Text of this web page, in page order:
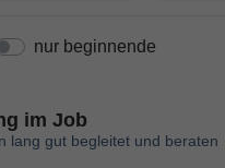
nur beginnende
im Job
lang gut begleitet und beraten